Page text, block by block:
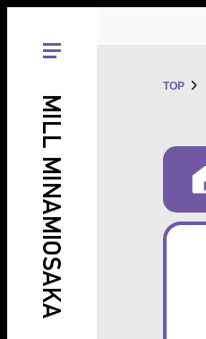
MILL MINAMIOSAKA
TOP